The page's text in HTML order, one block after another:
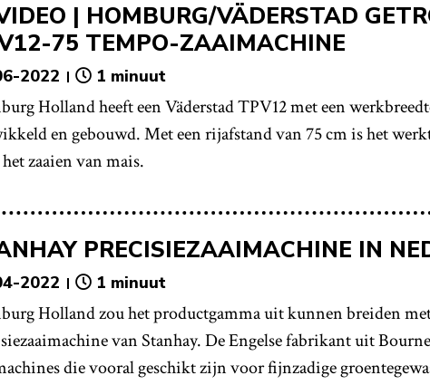
| HOMBURG/VÄDERSTAD
75 TEMPO-ZAAIMACHINE
2022 1 minuut
Holland heeft een Väderstad TPV12 met een
en gebouwd. Met een rijafstand van 75 cm is het
zaaien van mais.
PRECISIEZAAIMACHINE IN
2022 1 minuut
Holland zou het productgamma uit kunnen breiden
van Stanhay. De Engelse fabrikant uit
die vooral geschikt zijn voor fijnzadige